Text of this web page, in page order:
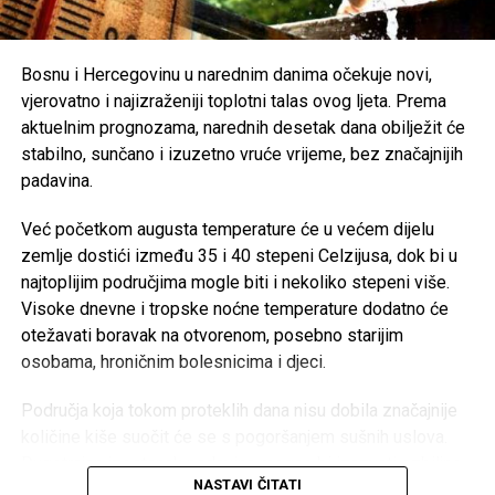
uz preporuku da se pridržavaju savjeta ljekara i, ukoliko je
moguće, borave u rashlađenim prostorijama tokom
najtoplijeg dijela dana.
Share Post
Share
Tweet Share
Bosnu i Hercegovinu u narednim danima očekuje novi,
vjerovatno i najizraženiji toplotni talas ovog ljeta. Prema
aktuelnim prognozama, narednih desetak dana obilježit će
stabilno, sunčano i izuzetno vruće vrijeme, bez značajnijih
padavina.
Već početkom augusta temperature će u većem dijelu
zemlje dostići između 35 i 40 stepeni Celzijusa, dok bi u
najtoplijim područjima mogle biti i nekoliko stepeni više.
Visoke dnevne i tropske noćne temperature dodatno će
otežavati boravak na otvorenom, posebno starijim
osobama, hroničnim bolesnicima i djeci.
Područja koja tokom proteklih dana nisu dobila značajnije
Dugotrajan izostanak padavina mogao bi izazvati ozbiljne
posljedice za poljoprivredu, vodotokove i povećati rizik od
NASTAVI ČITATI